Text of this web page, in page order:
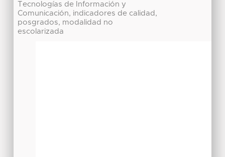
Tecnologías de Información y
Comunicación, indicadores de calidad,
posgrados, modalidad no
escolarizada